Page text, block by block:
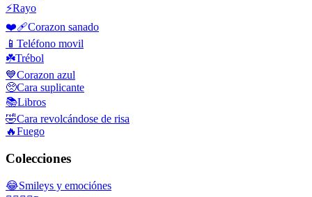
⚡Rayo
❤️‍🩹Corazon sanado
📱 Teléfono movil
☘️Trébol
💙Corazon azul
🥺Cara suplicante
📚Libros
🤣Cara revolcándose de risa
🔥Fuego
Colecciones
😂Smileys y emociónes